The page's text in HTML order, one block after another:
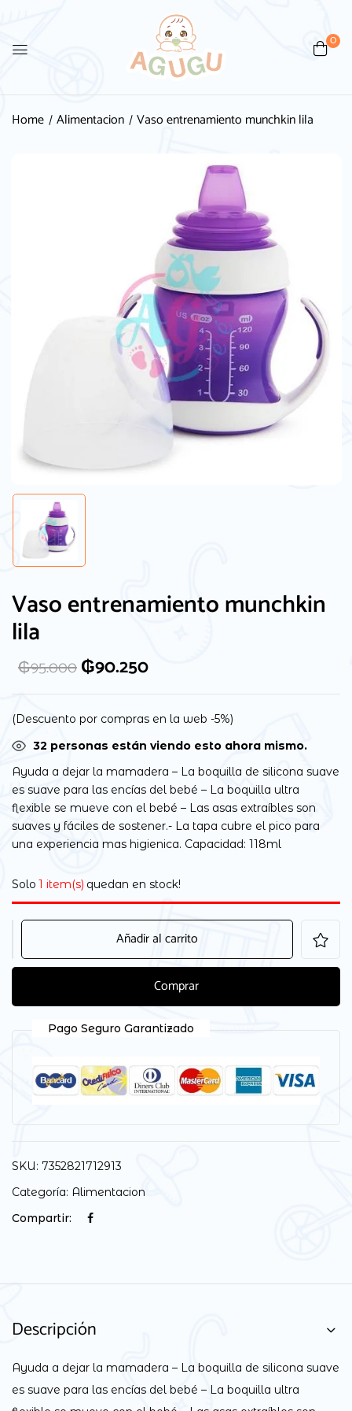
0
Home Alimentacion Vaso entrenamiento munchkin lila
Vaso entrenamiento munchkin
lila
₲95.000₲90.250
(Descuento por compras en la web -5%)
32 personas están viendo esto ahora mismo.
Ayuda a dejar la mamadera – La boquilla de silicona suave
es suave para las encías del bebé – La boquilla ultra
flexible se mueve con el bebé – Las asas extraíbles son
suaves y fáciles de sostener.- La tapa cubre el pico para
una experiencia mas higienica. Capacidad: 118ml
Solo 1 item(s) quedan en stock!
Añadir al carrito
Comprar
Pago Seguro Garantizado
SKU: 7352821712913
Categoría: Alimentacion
Compartir:
Descripción
Ayuda a dejar la mamadera – La boquilla de silicona suave
es suave para las encías del bebé – La boquilla ultra